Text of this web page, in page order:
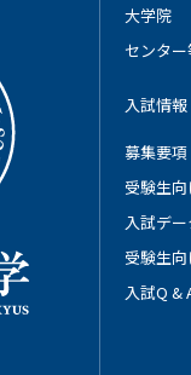
大学院
センター
入試情報
募集要
受験生
入試デ
受験生
入試Q &